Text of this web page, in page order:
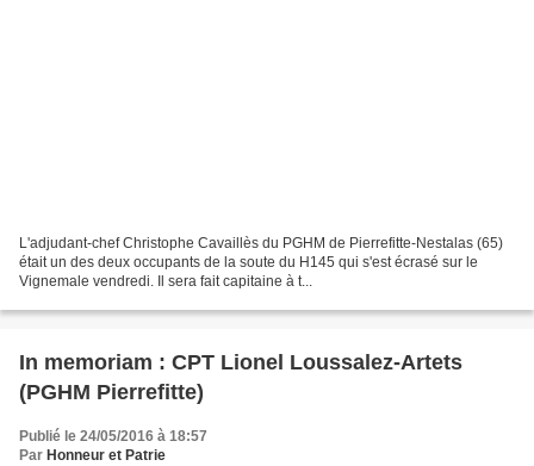
L'adjudant-chef Christophe Cavaillès du PGHM de Pierrefitte-Nestalas (65)
était un des deux occupants de la soute du H145 qui s'est écrasé sur le
Vignemale vendredi. Il sera fait capitaine à t...
In memoriam : CPT Lionel Loussalez-Artets
(PGHM Pierrefitte)
Publié le 24/05/2016 à 18:57
Par Honneur et Patrie